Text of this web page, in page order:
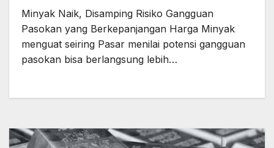
Minyak Naik, Disamping Risiko Gangguan
Pasokan yang Berkepanjangan Harga Minyak
menguat seiring Pasar menilai potensi gangguan
pasokan bisa berlangsung lebih…